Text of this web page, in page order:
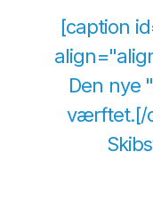
[caption
Den nye
værftet.[/